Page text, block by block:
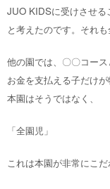
JUO KIDSに受けさせる
と考えたのです。それも
他の園では、〇〇コース
お金を支払える子だけ
本園はそうではなく、
「全園児」
これは本園が非常にこだ